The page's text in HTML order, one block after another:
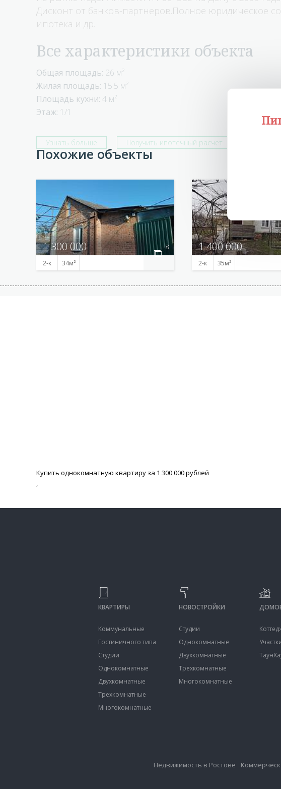
Дисконт от банков-партнеров.Полное юридическое
ипотека и др.
Все характеристики объекта
Общая площадь: 26 м²
Жилая площадь: 15.5 м²
Площадь кухни: 4 м²
Этаж: 1/1
Узнать больше Получить ипотечный расчет
Похожие объекты
1 300 000 8
2-к 34
1 400 000
2-к 35
Купить однокомнатную квартиру за 1 300 000 рублей
,
КВАРТИРЫ
Коммунальные
Гостиничного типа
Студии
Однокомнатные
Двухкомнатные
Трехкомнатные
Многокомнатные
НОВОСТРОЙКИ
Студии
Однокомнатные
Двухкомнатные
Трехкомнатные
Многокомнатные
Недвижимость в Ростове